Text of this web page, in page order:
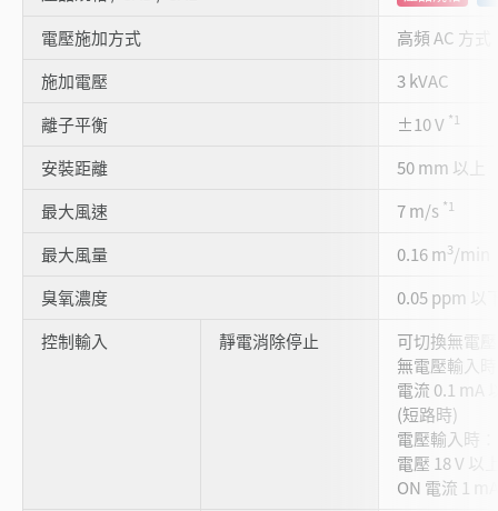
電壓施加方式
高頻 AC 方式
施加電壓
3 kVAC
離子平衡
±10 V *1
安裝距離
50 mm 以上
最大風速
7 m/s *1
最大風量 0.16 m3/min
臭氧濃度
0.05 ppm 以
控制輸入
靜電消除停止
可切換無電
無電壓輸入
電流 0.1 mA
(短路時)
電壓輸入時
電壓 18 V 以
ON 電流 1